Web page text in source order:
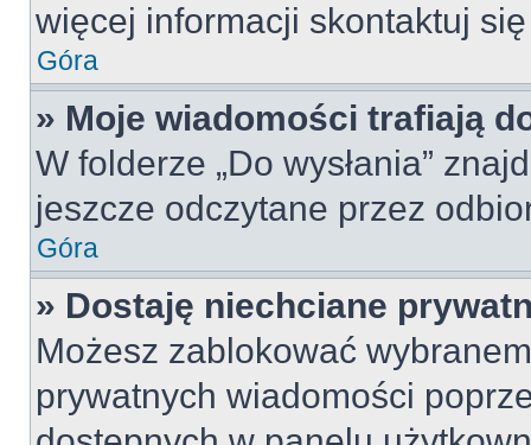
więcej informacji skontaktuj
Góra
» Moje wiadomości trafiają
W folderze „Do wysłania”
jeszcze odczytane przez
Góra
» Dostaję niechciane
Możesz zablokować
prywatnych wiadomości